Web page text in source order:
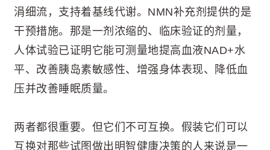
涓细流，支持着基线代谢。NMN补充剂提供的是
干预措施。那是一剂浓缩的、临床验证的剂量，
人体试验已证明它能可测量地提高血液NAD+水
平、改善胰岛素敏感性、增强身体表现、降低血
压并改善睡眠质量。
两者都很重要。但它们不可互换。假装它们可以
互换对那些试图做出明智健康决策的人来说是一